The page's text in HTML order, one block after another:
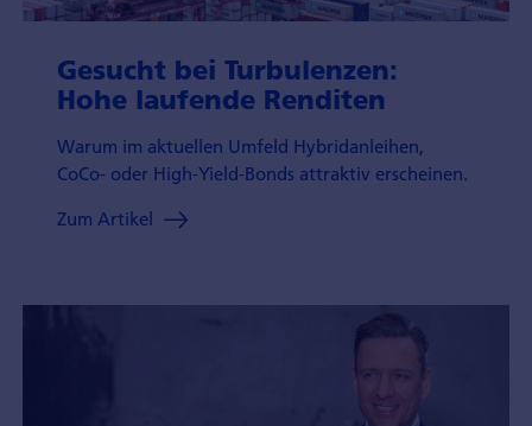
Gesucht bei Turbu­len­zen:
Hohe lau­fende Ren­diten
Warum im aktuel­len Umfeld Hybrid­anleihen,
CoCo- oder High-Yield-Bonds attrak­tiv erschei­nen.
Zum Artikel